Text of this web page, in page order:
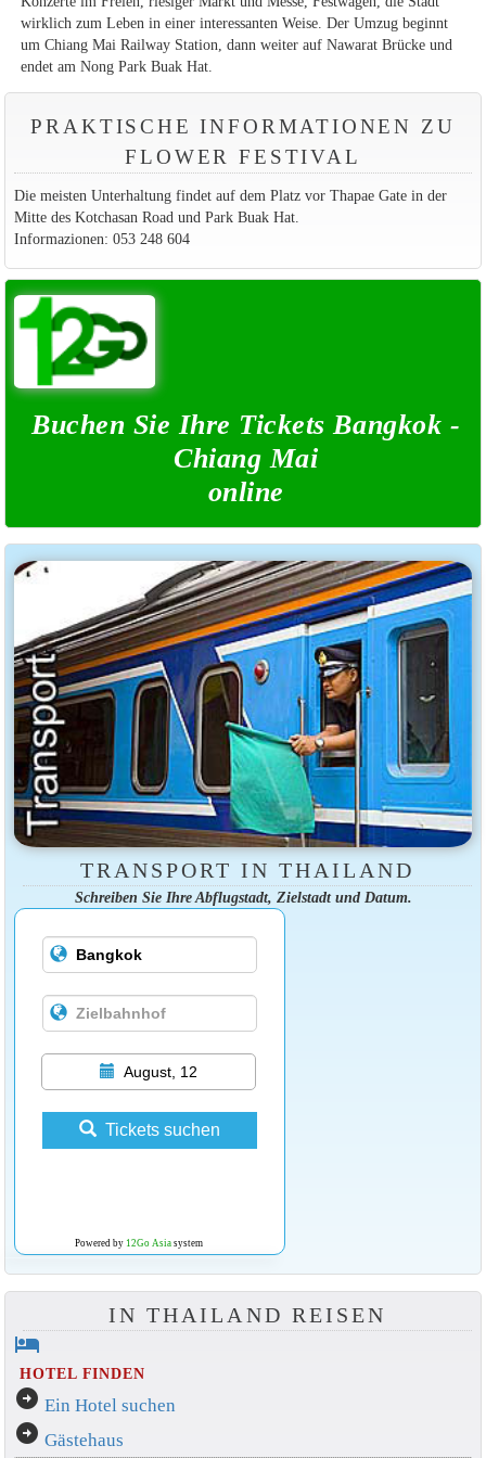
wirklich zum Leben in einer interessanten Weise. Der Umzug beginnt
um Chiang Mai Railway Station, dann weiter auf Nawarat Brücke und
endet am Nong Park Buak Hat.
PRAKTISCHE INFORMATIONEN ZU
FLOWER FESTIVAL
Die meisten Unterhaltung findet auf dem Platz vor Thapae Gate in der
Mitte des Kotchasan Road und Park Buak Hat.
Informazionen: 053 248 604
Buchen Sie Ihre Tickets Bangkok -
Chiang Mai
online
TRANSPORT IN THAILAND
Schreiben Sie Ihre Abflugstadt, Zielstadt und Datum.
August, 12
Tickets suchen
Powered by 12Go Asiasystem
IN THAILAND REISEN
hotel
HOTEL FINDEN
arrow_circle_right Ein Hotel suchen
arrow_circle_right Gästehaus